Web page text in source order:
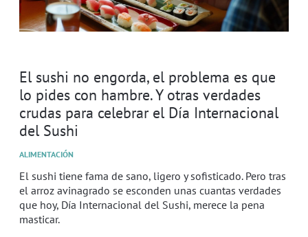
El sushi no engorda, el problema es que
lo pides con hambre. Y otras verdades
crudas para celebrar el Día Internacional
del Sushi
ALIMENTACIÓN
El sushi tiene fama de sano, ligero y sofisticado. Pero tras
el arroz avinagrado se esconden unas cuantas verdades
que hoy, Día Internacional del Sushi, merece la pena
masticar.